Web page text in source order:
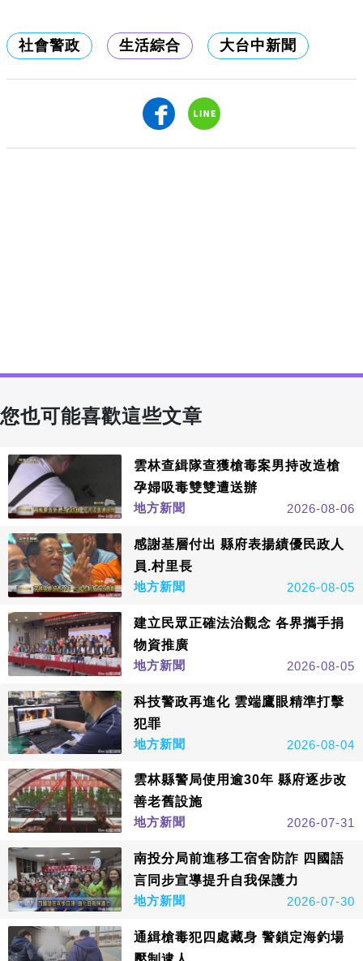
社會警政 生活綜合 大台中新聞
您也可能喜歡這些文章
雲林查緝隊查獲槍毒案男持改造槍
孕婦吸毒雙雙遭送辦
地方新聞
2026-08-06
感謝基層付出 縣府表揚績優民政人
員.村里長
地方新聞
2026-08-05
建立民眾正確法治觀念 各界攜手捐
物資推廣
地方新聞
2026-08-05
科技警政再進化 雲端鷹眼精準打擊
犯罪
地方新聞
2026-08-04
雲林縣警局使用逾30年 縣府逐步改
善老舊設施
地方新聞
2026-07-31
南投分局前進移工宿舍防詐 四國語
言同步宣導提升自我保護力
地方新聞
2026-07-30
通緝槍毒犯四處藏身 警鎖定海釣場